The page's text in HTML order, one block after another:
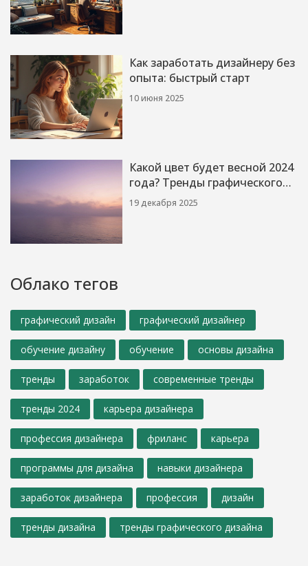
Как заработать дизайнеру без
опыта: быстрый старт
10 июня 2025
Какой цвет будет весной 2024
года? Тренды графического
дизайна
19 декабря 2025
Облако тегов
графический дизайн графический дизайнер
обучение дизайну обучение основы дизайна
тренды заработок современные тренды
тренды 2024 карьера дизайнера
профессия дизайнера фриланс карьера
программы для дизайна навыки дизайнера
заработок дизайнера профессия дизайн
тренды дизайна тренды графического дизайна